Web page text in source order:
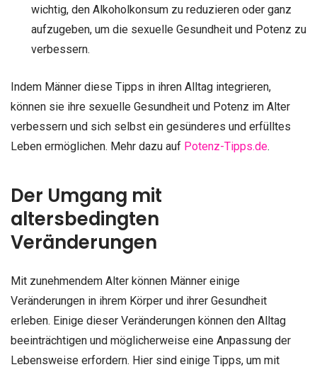
wichtig, den Alkoholkonsum zu reduzieren oder ganz
aufzugeben, um die sexuelle Gesundheit und Potenz zu
verbessern.
Indem Männer diese Tipps in ihren Alltag integrieren,
können sie ihre sexuelle Gesundheit und Potenz im Alter
verbessern und sich selbst ein gesünderes und erfülltes
Leben ermöglichen. Mehr dazu auf Potenz-Tipps.de.
Der Umgang mit
altersbedingten
Veränderungen
Mit zunehmendem Alter können Männer einige
Veränderungen in ihrem Körper und ihrer Gesundheit
erleben. Einige dieser Veränderungen können den Alltag
beeinträchtigen und möglicherweise eine Anpassung der
Lebensweise erfordern. Hier sind einige Tipps, um mit